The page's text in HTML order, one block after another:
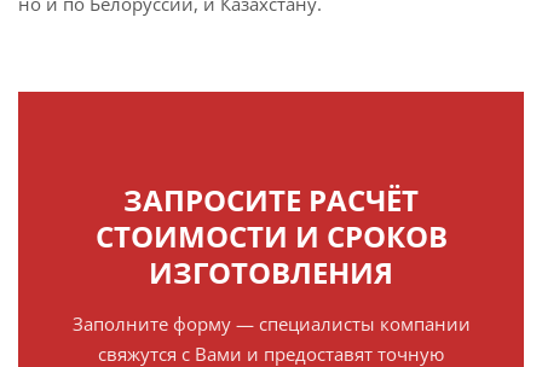
ЗАПРОСИТЕ РАСЧЁТ
СТОИМОСТИ И СРОКОВ
ИЗГОТОВЛЕНИЯ
Заполните форму — специалисты компании
свяжутся с Вами и предоставят точную